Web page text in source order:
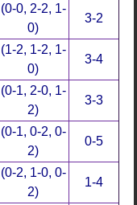
(0-0, 2-2, 1-
0)
3-2
(1-2, 1-2, 1-
0)
3-4
(0-1, 2-0, 1-
2)
3-3
(0-1, 0-2, 0-
2)
0-5
(0-2, 1-0, 0-
2)
1-4